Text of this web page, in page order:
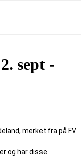
sept -
merket fra på FV
og har disse